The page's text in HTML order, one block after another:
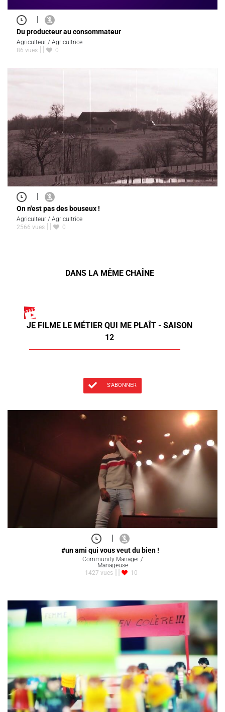
Du producteur au consommateur
Agriculteur / Agricultrice
86 vues
0
|
On n'est pas des bouseux !
Agriculteur / Agricultrice
2566 vues
0
DANS LA MÊME CHAÎNE
JE FILME LE MÉTIER QUI ME PLAÎT - SAISON
12
S'ABONNER
#un ami qui vous veut du bien !
Community Manager /
Manageuse
1427 vues
10